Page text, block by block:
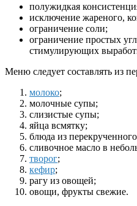
полужидкая
исключение жареного,
ограничение соли;
ограничение простых
стимулирующих
Меню следует составлять из
молоко;
молочные супы;
слизистые супы;
яйца всмятку;
блюда из
сливочное масло в
творог;
кефир;
рагу из овощей;
овощи, фрукты свежие.